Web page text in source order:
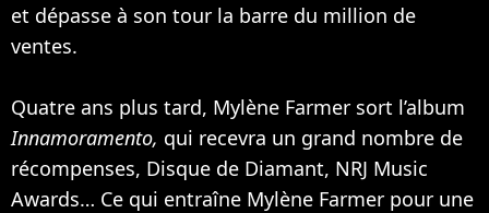
et dépasse à son tour la barre du million de
ventes.
Quatre ans plus tard, Mylène Farmer sort l’album
Innamoramento, qui recevra un grand nombre de
récompenses, Disque de Diamant, NRJ Music
Awards… Ce qui entraîne Mylène Farmer pour une